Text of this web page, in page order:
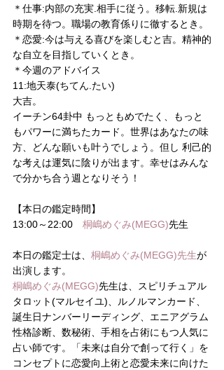
＊仕事:内部の充実.相手に従う。移転.新規は
時期を待つ。職場の教育係りに徹するとき。
＊恋愛:今は与える喜びを楽しむと吉。精神的
な自立を目指していくとき。
＊今週のアドバイス
11:地天泰(ちてん.たい)
大吉。
イーチン64卦中 もっともめでたく、もっと
もパワーに満ちたカード。世界はあなたの味
方、どんな願いも叶うでしょう。但し 利己的
な考えは運気に陰りが出ます。幸せはみんな
で分かち合う週となりそう！
【本日の鑑定時間】
13:00～22:00 桐嶋めぐみ(MEGG)先生
本日の鑑定士は、 桐嶋めぐみ(MEGG)先生が
出演します。
桐嶋めぐみ(MEGG)先生は、スピリチュアル
タロット(マルセイユ)、ルノルマンカード、
誕生日ナンバーリーディング、エニアグラム
性格診断、数秘術、手相を占術にもつ人気に
占い師です。「未来は自分で創って行く」を
コンセプトに恋愛向上術と恋愛未来に向けた